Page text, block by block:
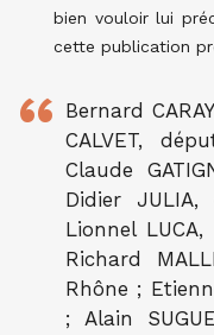
bien vouloir lui
cette publication
Bernard
CALVET,
Claude
Didier
Lionnel
Richard
Rhône ;
; Alain